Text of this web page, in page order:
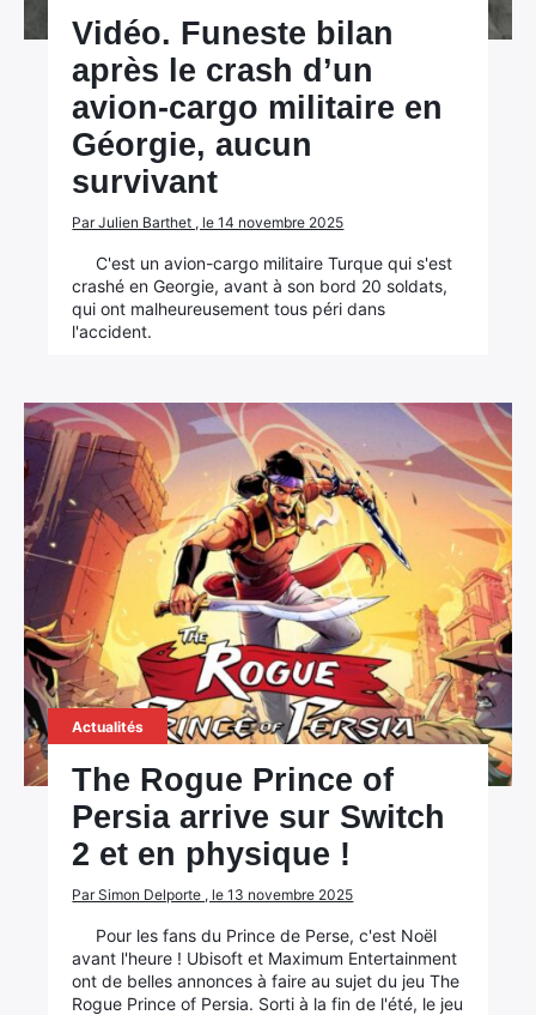
Vidéo. Funeste bilan
après le crash d’un
avion-cargo militaire en
Géorgie, aucun
survivant
Par Julien Barthet , le 14 novembre 2025
C'est un avion-cargo militaire Turque qui s'est
crashé en Georgie, avant à son bord 20 soldats,
qui ont malheureusement tous péri dans
l'accident.
Actualités
The Rogue Prince of
Persia arrive sur Switch
2 et en physique !
Par Simon Delporte , le 13 novembre 2025
Pour les fans du Prince de Perse, c'est Noël
avant l'heure ! Ubisoft et Maximum Entertainment
ont de belles annonces à faire au sujet du jeu The
Rogue Prince of Persia. Sorti à la fin de l'été, le jeu